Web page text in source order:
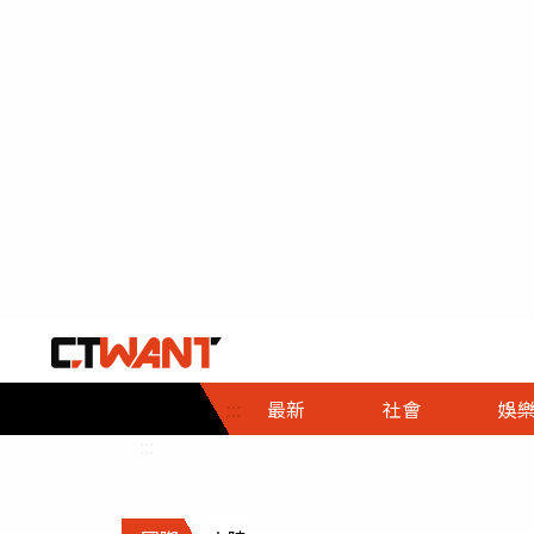
::: 最新 社會
社會首頁
時事
調查
娛樂
娛樂首頁
即時
財經首頁
熱線
政